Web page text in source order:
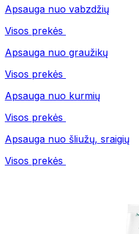
Apsauga nuo vabzdžių
Visos prekės
Apsauga nuo graužikų
Visos prekės
Apsauga nuo kurmių
Visos prekės
Apsauga nuo šliužų, sraigių
Visos prekės